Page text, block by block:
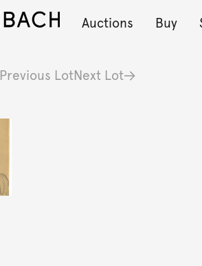
Auctions Buy
Previous LotNext Lot